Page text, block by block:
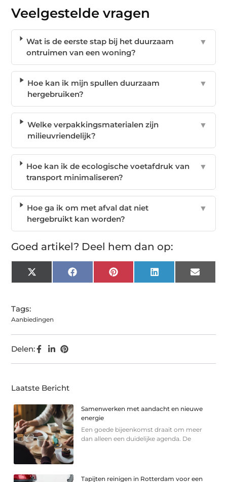
Veelgestelde vragen
Wat is de eerste stap bij het duurzaam
ontruimen van een woning?
▼
Hoe kan ik mijn spullen duurzaam
hergebruiken?
▼
Welke verpakkingsmaterialen zijn
milieuvriendelijk?
▼
Hoe kan ik de ecologische voetafdruk van
transport minimaliseren?
▼
Hoe ga ik om met afval dat niet
hergebruikt kan worden?
▼
Goed artikel? Deel hem dan op:
X
(Twitter)
FacebookPinterest LinkedIn Email
Tags:
Aanbiedingen
Delen:
Laatste Bericht
Samenwerken met aandacht en nieuwe
energie
Een goede bijeenkomst draait om meer
dan alleen een duidelijke agenda. De
Tapijten reinigen in Rotterdam voor een